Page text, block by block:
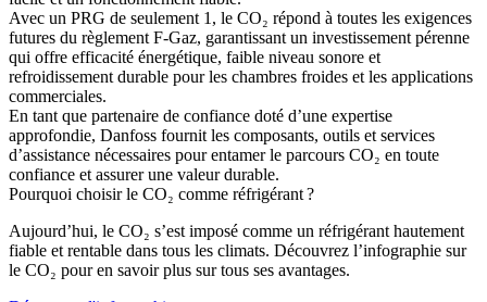
Avec un PRG de seulement 1, le CO₂ répond à toutes les exigences
futures du règlement F‑Gaz, garantissant un investissement pérenne
qui offre efficacité énergétique, faible niveau sonore et
refroidissement durable pour les chambres froides et les applications
commerciales.
En tant que partenaire de confiance doté d’une expertise
approfondie, Danfoss fournit les composants, outils et services
d’assistance nécessaires pour entamer le parcours CO₂ en toute
confiance et assurer une valeur durable.
Pourquoi choisir le CO₂ comme réfrigérant ?
Aujourd’hui, le CO₂ s’est imposé comme un réfrigérant hautement
fiable et rentable dans tous les climats. Découvrez l’infographie sur
le CO₂ pour en savoir plus sur tous ses avantages.